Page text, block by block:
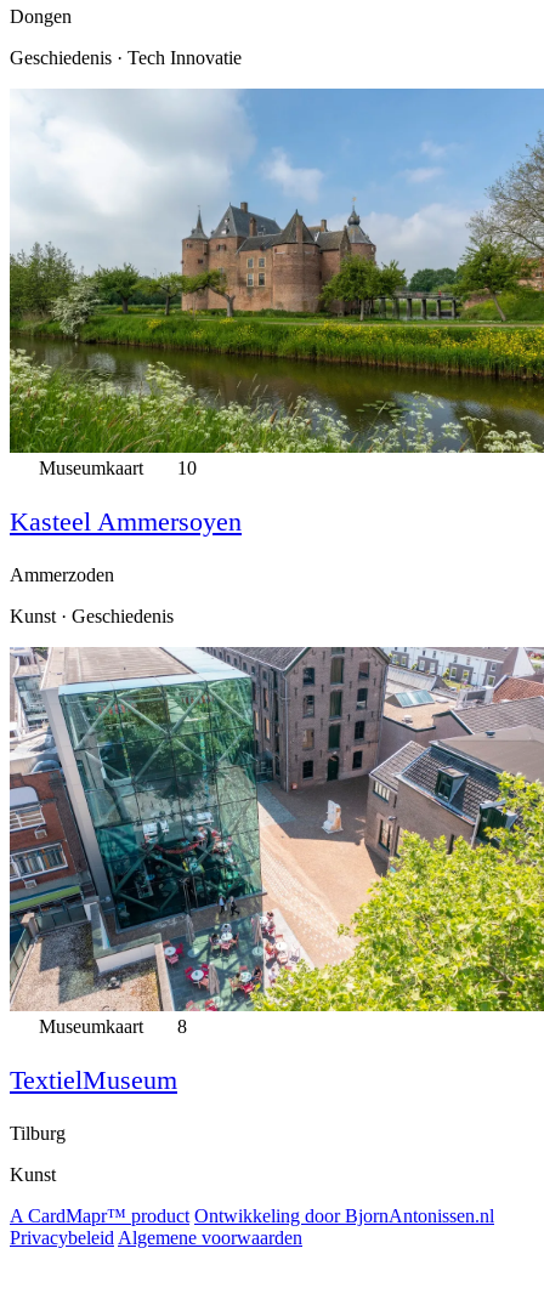
Dongen
Geschiedenis · Tech Innovatie
Museumkaart 10
Kasteel Ammersoyen
Ammerzoden
Kunst · Geschiedenis
Museumkaart 8
TextielMuseum
Tilburg
Kunst
A CardMapr™ product Ontwikkeling door BjornAntonissen.nl
Privacybeleid Algemene voorwaarden